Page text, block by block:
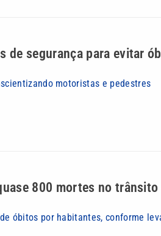
de segurança para evitar
motoristas e pedestres
800 mortes no trânsito
óbitos por habitantes, conforme